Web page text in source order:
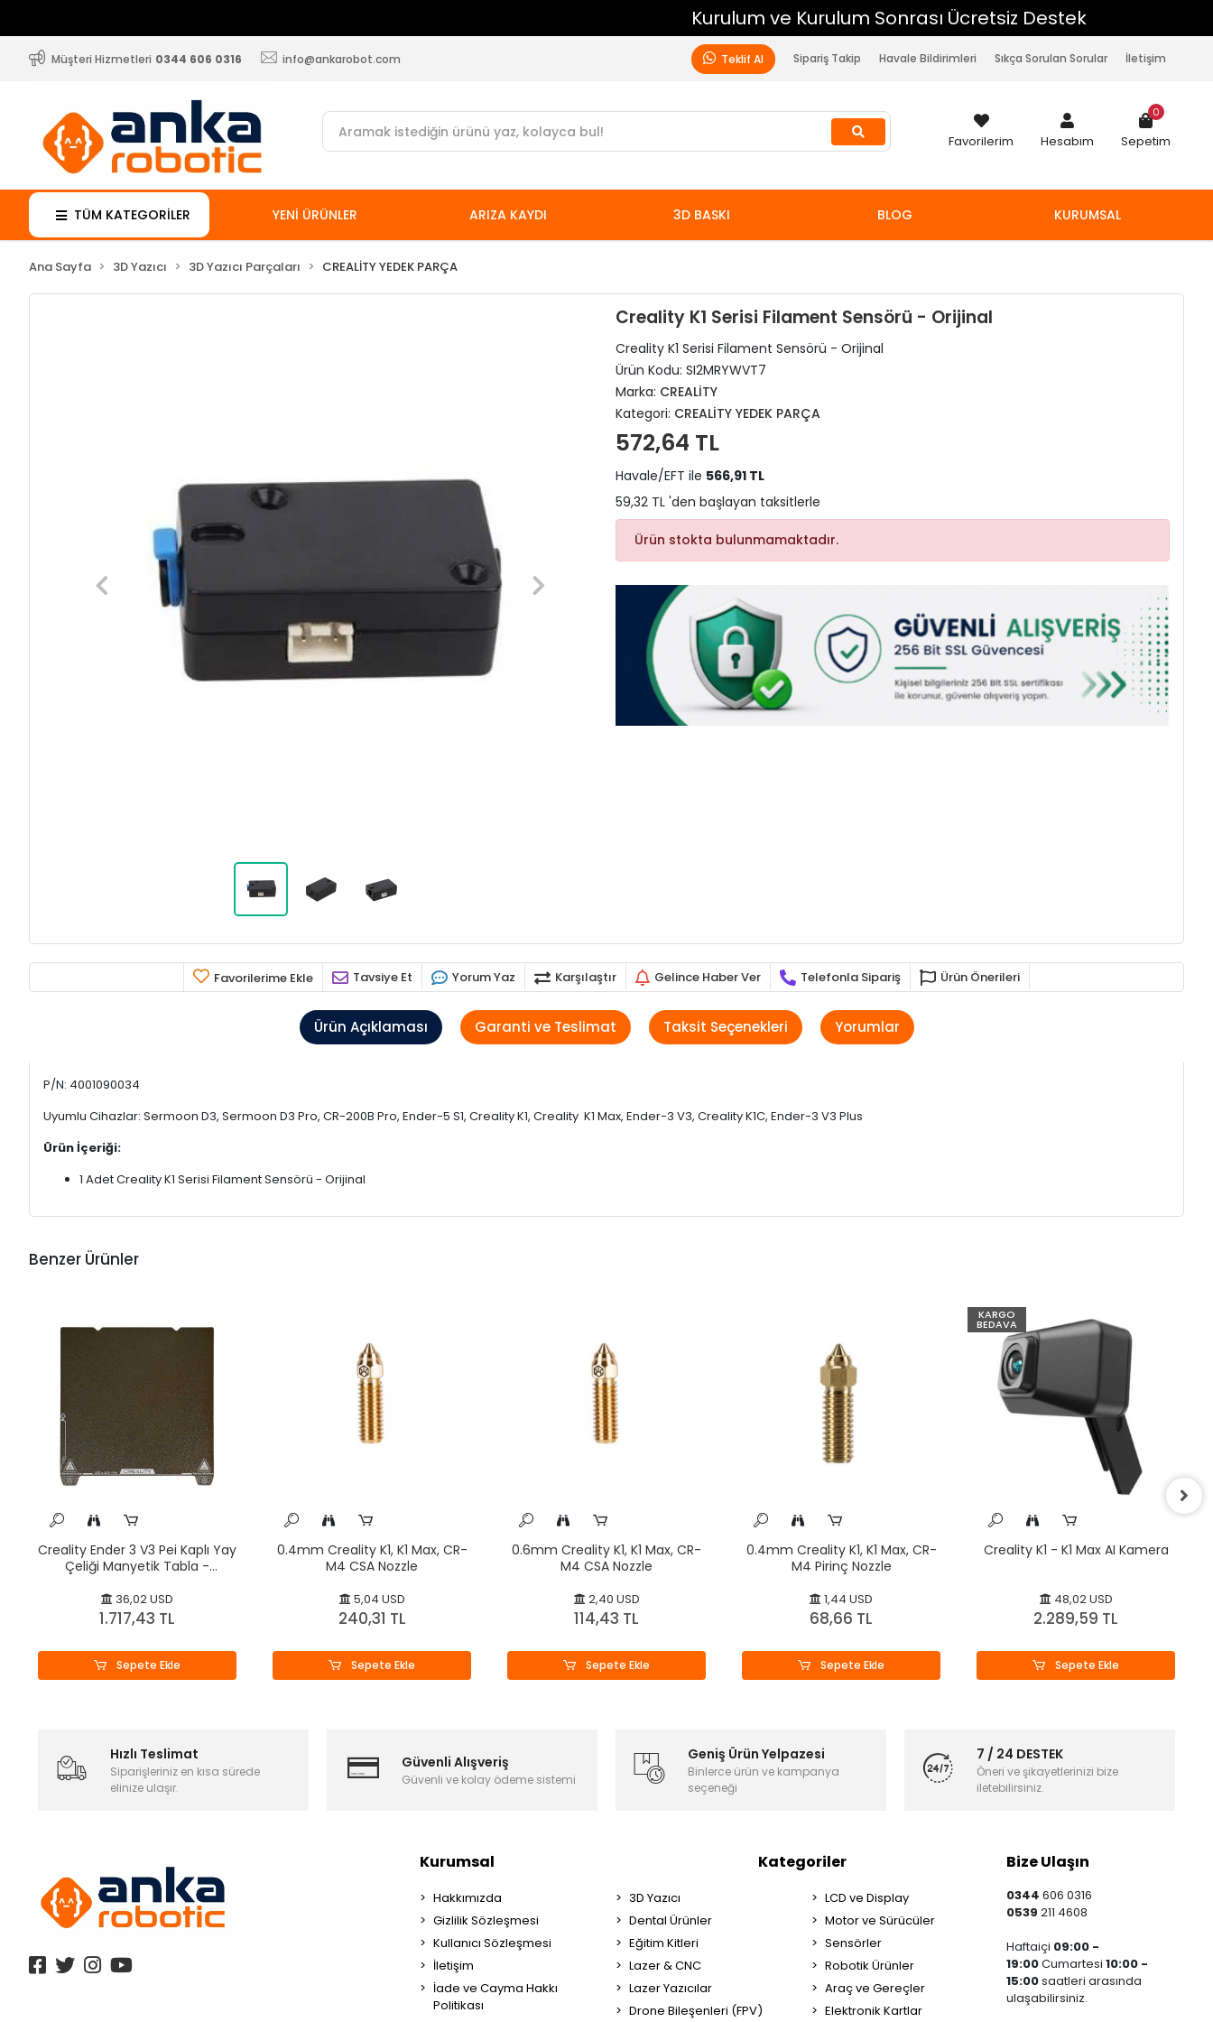
Kurulum ve Kurulum Sonrası Ücretsiz Destek
Müşteri Hizmetleri 0344 606 0316 info@ankarobot.com Teklif Al Sipariş Takip Havale Bildirimleri Sıkça Sorulan Sorular İletişim
Favorilerim Hesabım Sepetim
0
TÜM KATEGORİLER YENİ ÜRÜNLER ARIZA KAYDI 3D BASKI BLOG KURUMSAL
Ana Sayfa 3D Yazıcı 3D Yazıcı Parçaları CREALİTY YEDEK PARÇA
Creality K1 Serisi Filament Sensörü - Orijinal
Creality K1 Serisi Filament Sensörü - Orijinal
Ürün Kodu: SI2MRYWVT7
Marka: CREALİTY
Kategori: CREALİTY YEDEK PARÇA
572,64 TL
Havale/EFT ile 566,91 TL
59,32 TL 'den başlayan taksitlerle
Ürün stokta bulunmamaktadır.
Favorilerime Ekle Tavsiye Et Yorum Yaz Karşılaştır Gelince Haber Ver Telefonla Sipariş Ürün Önerileri
Ürün Açıklaması Garanti ve Teslimat Taksit Seçenekleri Yorumlar
P/N: 4001090034
Uyumlu Cihazlar: Sermoon D3, Sermoon D3 Pro, CR-200B Pro, Ender-5 S1, Creality K1, Creality K1 Max, Ender-3 V3, Creality K1C, Ender-3 V3 Plus
Ürün İçeriği:
1 Adet Creality K1 Serisi Filament Sensörü - Orijinal
Benzer Ürünler
Creality Ender 3 V3 Pei Kaplı Yay
Çeliği Manyetik Tabla -
36,02 USD
1.717,43 TL
Sepete Ekle
0.4mm Creality K1, K1 Max, CR-
M4 CSA Nozzle
5,04 USD
240,31 TL
Sepete Ekle
0.6mm Creality K1, K1 Max, CR-
M4 CSA Nozzle
2,40 USD
114,43 TL
Sepete Ekle
0.4mm Creality K1, K1 Max, CR-
M4 Pirinç Nozzle
1,44 USD
68,66 TL
Sepete Ekle
KARGO
BEDAVA
Creality K1 - K1 Max AI Kamera
48,02 USD
2.289,59 TL
Sepete Ekle
Hızlı Teslimat
Siparişleriniz en kısa sürede
elinize ulaşır.
Güvenli Alışveriş
Güvenli ve kolay ödeme sistemi
Geniş Ürün Yelpazesi
Binlerce ürün ve kampanya
seçeneği
7 / 24 DESTEK
Öneri ve şikayetlerinizi bize
iletebilirsiniz.
Kurumsal
Hakkımızda
Gizlilik Sözleşmesi
Kullanıcı Sözleşmesi
İletişim
İade ve Cayma Hakkı
Politikası
Kategoriler
3D Yazıcı
Dental Ürünler
Eğitim Kitleri
Lazer & CNC
Lazer Yazıcılar
Drone Bileşenleri (FPV)
LCD ve Display
Motor ve Sürücüler
Sensörler
Robotik Ürünler
Araç ve Gereçler
Elektronik Kartlar
Bize Ulaşın
0344606 0316
0539211 4608
Haftaiçi 09:00 -
19:00Cumartesi10:00 -
15:00saatleri arasında
ulaşabilirsiniz.